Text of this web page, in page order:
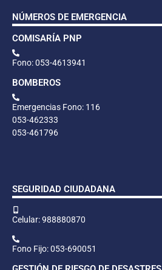
NÚMEROS DE EMERGENCIA
COMISARÍA PNP
Fono: 053-4613941
BOMBEROS
Emergencias Fono: 116
053-462333
053-461796
SEGURIDAD CIUDADANA
Celular: 988880870
Fono Fijo: 053-690051